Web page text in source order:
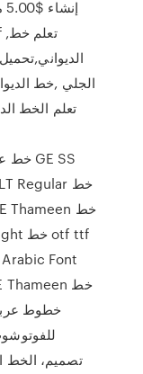
خطوط
تصميم، الخط